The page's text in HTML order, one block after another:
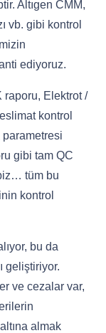
Altıgen CMM,
vb. gibi kontrol
ediyoruz.
raporu, Elektrot /
kontrol
parametresi
gibi tam QC
tüm bu
kontrol
bu da
geliştiriyor.
ve cezalar var,
almak